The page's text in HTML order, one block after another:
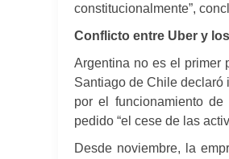
constitucionalmente”,
Conflicto entre Uber y
Argentina no es el primer
Santiago de Chile declaró
por el funcionamiento
pedido “el cese de las
Desde noviembre, la